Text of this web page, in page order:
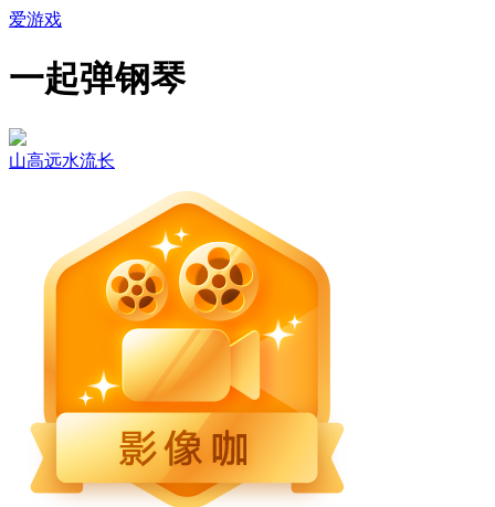
爱游戏
一起弹钢琴
山高远水流长